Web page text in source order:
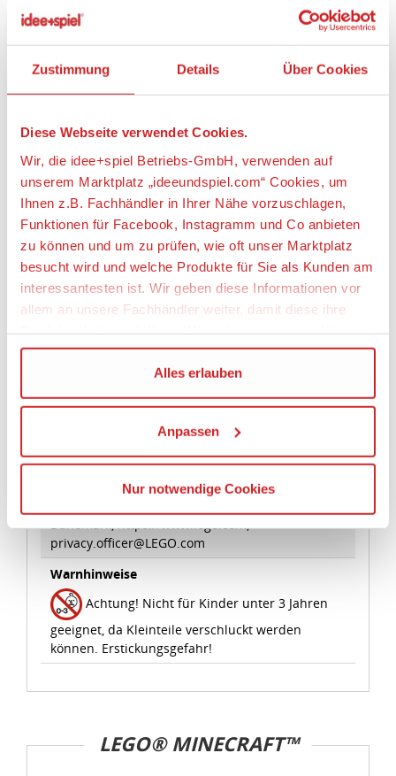
Zustimmung Details Über Cookies
Diese Webseite verwendet Cookies.
Wir, die idee+spiel Betriebs-GmbH, verwenden auf
unserem Marktplatz „ideeundspiel.com“ Cookies, um
Ihnen z.B. Fachhändler in Ihrer Nähe vorzuschlagen,
Funktionen für Facebook, Instagramm und Co anbieten
zu können und um zu prüfen, wie oft unser Marktplatz
besucht wird und welche Produkte für Sie als Kunden am
interessantesten ist. Wir geben diese Informationen vor
allem an unsere Fachhändler weiter, damit diese ihre
Wir verwenden den Google Tag Manager um weitere
Dienste einzubinden.
Wenn Sie auf „Alles erlauben“, klicken, werden ein Teil
Ihrer personenbezogener Daten in die USA übertragen.
Die USA ist ein Drittland, dass nicht von einem
Kommission erfasst wird, und daher kein angemessenes
Schutzniveau für personenbezogene Daten bietet. Durch
Verbindung mit zusätzlichen Maßnahmen zur Sicherung
eines angemessenen Schutzniveaus, garantieren wir,
dass die Datenschutzvorgaben der EU auch bei der
Alles erlauben
Anpassen
Nur notwendige Cookies
• Schnapp dir deine Stein-Spitzhacke und mach dich
bereit für jede Menge Action.
einer Stellplatte ausgestattet.
• Kombiniere dieses Minecraft™-Spielzeug von Steve
Alex mit Huhn“ (21149) und „Minecraft-BigFig Skelett
und Ausstellungsmöglichkeiten.
• Dieses Set enthält mehr als 159 Teile.
• Das Modell von BigFig Steve ist ohne Stellplatte 13
cm groß.
• Die Stellplatte ist 4 cm lang und 4 cm breit.
Artikeleigenschaften:
Anzahl Teile
Ab 7 Jahre
Angaben zur Produktsicherheit:
Dänemark, https://www.lego.com,
privacy.officer@LEGO.com
Warnhinweise
Achtung! Nicht für Kinder unter 3 Jahren
geeignet, da Kleinteile verschluckt werden
können. Erstickungsgefahr!
LEGO® MINECRAFT™